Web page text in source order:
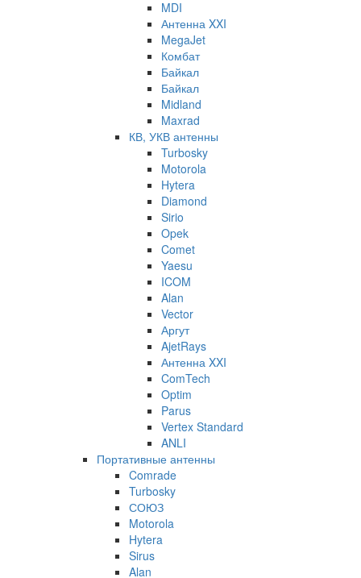
MDI
Антенна XXI
MegaJet
Комбат
Байкал
Байкал
Midland
Maxrad
КВ, УКВ антенны
Turbosky
Motorola
Hytera
Diamond
Sirio
Opek
Comet
Yaesu
ICOM
Alan
Vector
Аргут
AjetRays
Антенна XXI
ComTech
Optim
Parus
Vertex Standard
ANLI
Портативные антенны
Comrade
Turbosky
СОЮЗ
Motorola
Hytera
Sirus
Alan